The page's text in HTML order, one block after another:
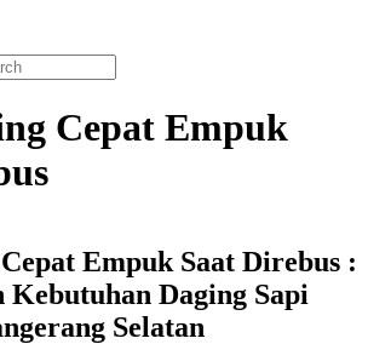
Cepat Empuk
Empuk Saat Direbus :
Kebutuhan Daging Sapi
Selatan